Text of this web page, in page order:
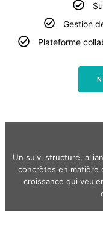
Gestion
Plateforme
Un suivi structuré,
concrètes en matière
croissance qui